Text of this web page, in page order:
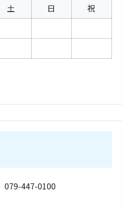
土 日 祝
079-447-0100